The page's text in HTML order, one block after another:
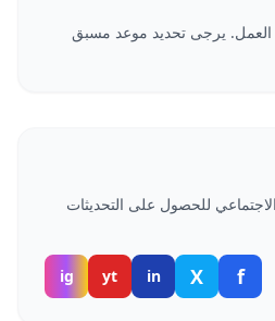
العمل. يرجى تحديد موعد مسبق
للحصول على التحديثات
f
X
in
yt
ig